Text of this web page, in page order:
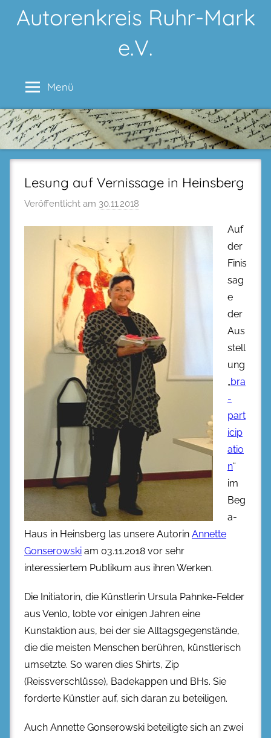
InhaltAutorenkreis Ruhr-Mark
e.V.
Menü
Lesung auf Vernissage in Heinsberg
Veröffentlicht am 30.11.2018
Auf
der
Finis
sag
e
der
Aus
stell
ung
„bra
-
part
icip
atio
n“
im
Beg
a-
Haus in Heinsberg las unsere Autorin Annette
Gonserowski am 03.11.2018 vor sehr
interessiertem Publikum aus ihren Werken.
Die Initiatorin, die Künstlerin Ursula Pahnke-Felder
aus Venlo, lobte vor einigen Jahren eine
Kunstaktion aus, bei der sie Alltagsgegenstände,
die die meisten Menschen berühren, künstlerisch
umsetzte. So waren dies Shirts, Zip
(Reissverschlüsse), Badekappen und BHs. Sie
forderte Künstler auf, sich daran zu beteiligen.
Auch Annette Gonserowski beteiligte sich an zwei